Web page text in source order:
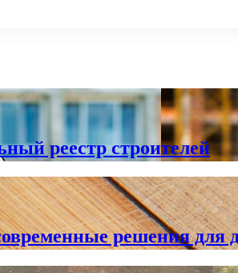
реестр строителей
решения для